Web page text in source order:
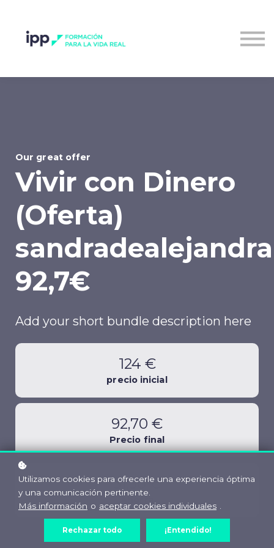
Our great offer
Vivir con Dinero
(Oferta)
92,7€
Add your short bundle description here
124 €
precio inicial
92,70 €
Precio final
31,30 €
Utilizamos cookies para ofrecerle una experiencia óptima
y una comunicación pertinente.
Más información o aceptar cookies individuales
Rechazar todo ¡Entendido!